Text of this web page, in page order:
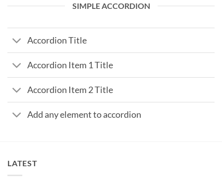
SIMPLE ACCORDION
Accordion Title
Accordion Item 1 Title
Accordion Item 2 Title
Add any element to accordion
LATEST